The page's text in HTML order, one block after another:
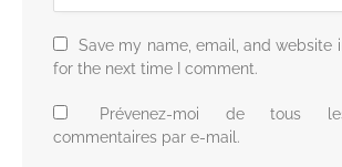
Save my name, email, and website
for the next time I comment.
Prévenez-moi de tous
commentaires par e-mail.